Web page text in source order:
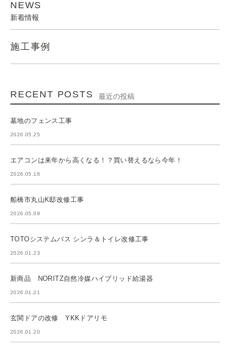
NEWS
新着情報
施工事例
RECENT POSTS 最近の投稿
墓地のフェンス工事
2026.05.25
エアコンは来年から高くなる！？買い替えるなら今年！
2026.05.18
船橋市丸山K邸改修工事
2026.05.09
TOTOシステムバス シンラ＆トイレ改修工事
2026.01.23
新商品 NORITZ自然冷媒ハイブリッド給湯器
2026.01.21
玄関ドアの改修 YKKドアリモ
2026.01.20